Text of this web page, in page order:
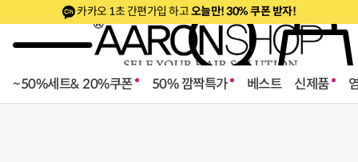
카카오 1초 간편가입 하고오늘만! 30% 쿠폰 받자!
~50%세트& 20%쿠폰 50% 깜짝특가 베스트 신제품